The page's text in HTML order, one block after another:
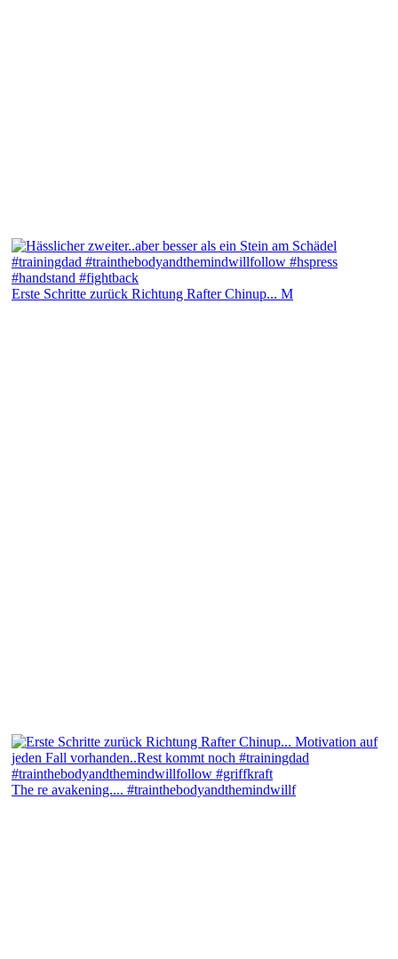
Erste Schritte zurück Richtung Rafter Chinup... M
The re avakening.... #trainthebodyandthemindwillf